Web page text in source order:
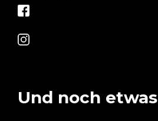
Und noch etwas